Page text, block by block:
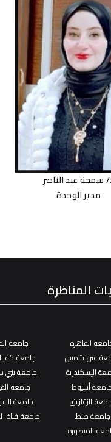
سمحة عبد الناصر
مدير الوحدة
المناظرة
القاهرة
عين شمس
الإسكندرية
جامعة أسيوط
الزقازيق
جامعة طنطا
المنصورة
جامعة
جامعة كفر
جامعة بني
جامعة
جامعة
جامعة قناة